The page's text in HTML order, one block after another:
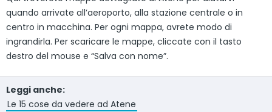
quando arrivate all’aeroporto, alla stazione centrale o in
centro in macchina. Per ogni mappa, avrete modo di
ingrandirla. Per scaricare le mappe, cliccate con il tasto
destro del mouse e “Salva con nome”.
Leggi anche:
Le 15 cose da vedere ad Atene